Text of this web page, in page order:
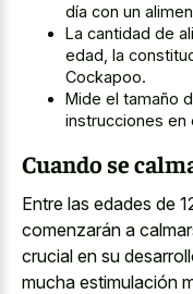
día con un
La cantidad de
edad, la
Cockapoo.
Mide el tamaño
instrucciones en
Cuando se
Entre las edades de
comenzarán a
crucial en su
mucha estimulación